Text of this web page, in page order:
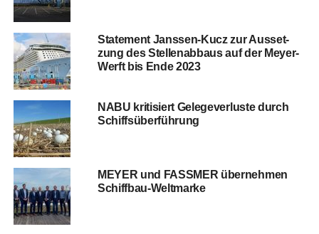
State­ment Jans­sen-Kucz zur Aus­set­
zung des Stel­len­ab­baus auf der Mey­er-
Werft bis Ende 2023
NABU kri­ti­siert Gele­ge­ver­lus­te durch
Schiffsüberführung
MEYER und FASSMER über­neh­men
Schiffbau-Weltmarke